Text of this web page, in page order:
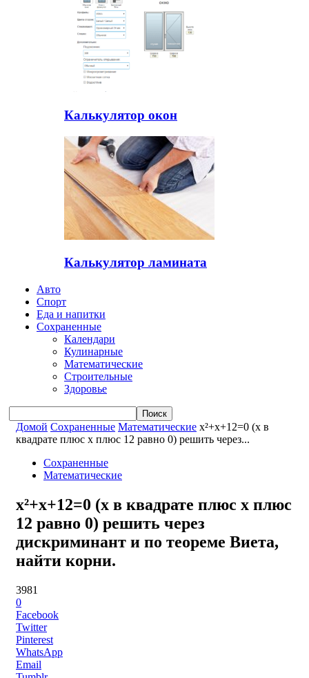
Калькулятор окон
Калькулятор ламината
Авто
Спорт
Еда и напитки
Сохраненные
Календари
Кулинарные
Математические
Строительные
Здоровье
Домой Сохраненные Математические x²+x+12=0 (x в
квадрате плюс x плюс 12 равно 0) решить через...
Сохраненные
Математические
x²+x+12=0 (x в квадрате плюс x плюс
12 равно 0) решить через
дискриминант и по теореме Виета,
найти корни.
3981
0
Facebook
Twitter
Pinterest
WhatsApp
Email